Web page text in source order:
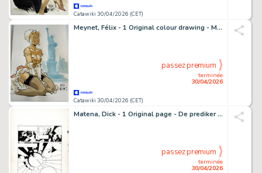
Catawiki 30/04/2026 (CET)
Meynet, Félix - 1 Original colour drawing - Mirabelle en petite tenue à New-York
Catawiki 30/04/2026 (CET)
terminée
30/04/2026
passez premium
Matena, Dick - 1 Original page - De prediker - 1982
terminée
30/04/2026
passez premium